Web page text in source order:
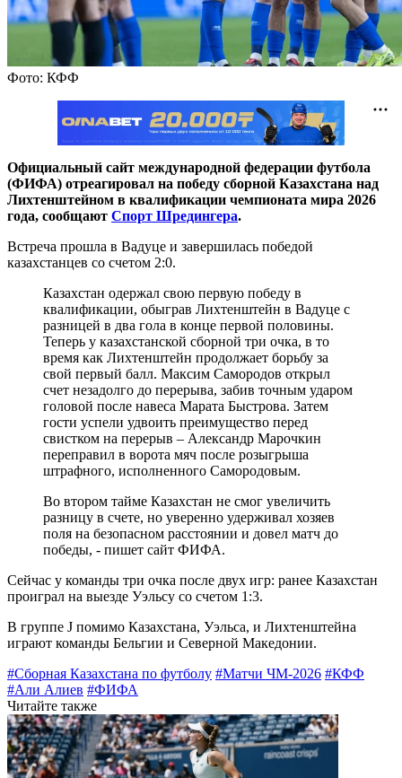
Фото: КФФ
Официальный сайт международной федерации футбола
(ФИФА) отреагировал на победу сборной Казахстана над
Лихтенштейном в квалификации чемпионата мира 2026
года, сообщают Спорт Шредингера.
Встреча прошла в Вадуце и завершилась победой
казахстанцев со счетом 2:0.
Казахстан одержал свою первую победу в
квалификации, обыграв Лихтенштейн в Вадуце с
разницей в два гола в конце первой половины.
Теперь у казахстанской сборной три очка, в то
время как Лихтенштейн продолжает борьбу за
свой первый балл. Максим Самородов открыл
счет незадолго до перерыва, забив точным ударом
головой после навеса Марата Быстрова. Затем
гости успели удвоить преимущество перед
свистком на перерыв – Александр Марочкин
переправил в ворота мяч после розыгрыша
штрафного, исполненного Самородовым.
Во втором тайме Казахстан не смог увеличить
разницу в счете, но уверенно удерживал хозяев
поля на безопасном расстоянии и довел матч до
победы, - пишет сайт ФИФА.
Сейчас у команды три очка после двух игр: ранее Казахстан
проиграл на выезде Уэльсу со счетом 1:3.
В группе J помимо Казахстана, Уэльса, и Лихтенштейна
играют команды Бельгии и Северной Македонии.
#Сборная Казахстана по футболу #Матчи ЧМ-2026 #КФФ
#Али Алиев #ФИФА
Читайте также